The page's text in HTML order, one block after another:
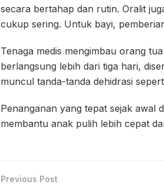
secara bertahap dan rutin. Oralit
cukup sering. Untuk bayi,
Tenaga medis mengimbau orang
berlangsung lebih dari tiga hari,
muncul tanda-tanda dehidrasi
Penanganan yang tepat sejak awal
membantu anak pulih lebih cepat
Previous Post